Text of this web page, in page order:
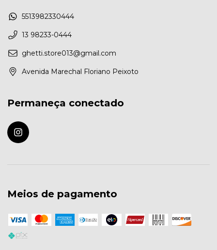
5513982330444
13 98233-0444
ghetti.store013@gmail.com
Avenida Marechal Floriano Peixoto
Permaneça conectado
Meios de pagamento